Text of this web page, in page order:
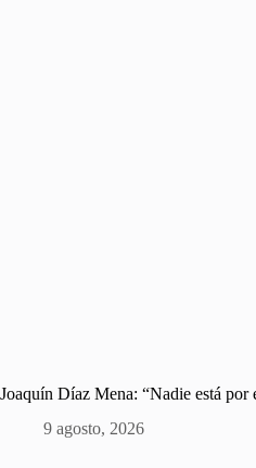
Joaquín Díaz Mena: “Nadie está por
9 agosto, 2026